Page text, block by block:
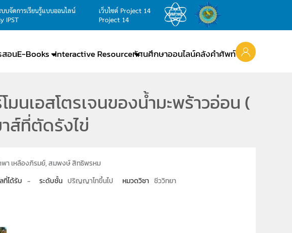
บบจัดการเรียนรู้แบบออนไลน์
IPST
เว็บไซต์ Project 14
Project 14
สอนE-Books Interactive Resourceทัศนศึกษาออนไลน์คลังคำศัพท์
นเอสโตรเจนของน้ำมะพร้าวอ่อน (
ส์ที่ตัดรังไข่
พา เหลืองภิรมย์, สมพงษ์ สิทธิพรหม
ที่ได้รับ - ระดับชั้น ปริญญาโทขึ้นไป หมวดวิชา ชีววิทยา